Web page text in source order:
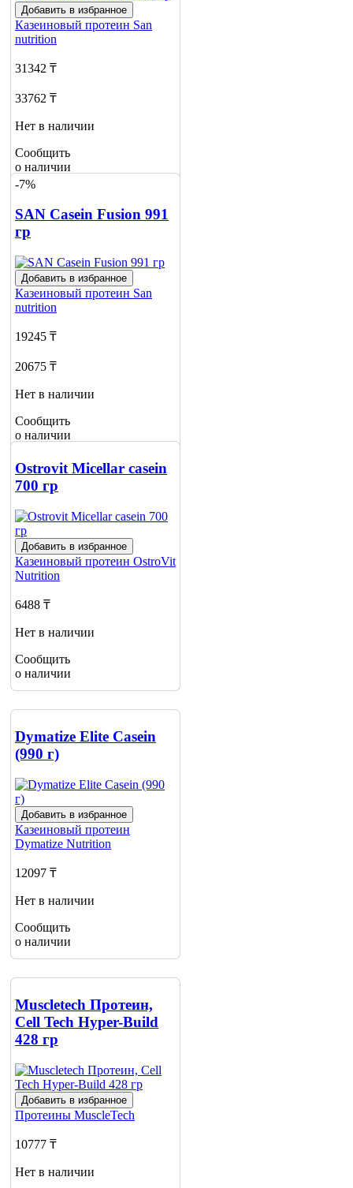
Добавить в избранное
Казеиновый протеин San
nutrition
31342 ₸
33762 ₸
Нет в наличии
Сообщить
о наличии
-7%
SAN Casein Fusion 991
гр
Добавить в избранное
Казеиновый протеин San
nutrition
19245 ₸
20675 ₸
Нет в наличии
Сообщить
о наличии
Ostrovit Micellar casein
700 гр
Добавить в избранное
Казеиновый протеин OstroVit
Nutrition
6488 ₸
Нет в наличии
Сообщить
о наличии
Dymatize Elite Casein
(990 г)
Добавить в избранное
Казеиновый протеин
Dymatize Nutrition
12097 ₸
Нет в наличии
Сообщить
о наличии
Muscletech Протеин,
Cell Tech Hyper-Build
428 гр
Добавить в избранное
Протеины MuscleTech
10777 ₸
Нет в наличии